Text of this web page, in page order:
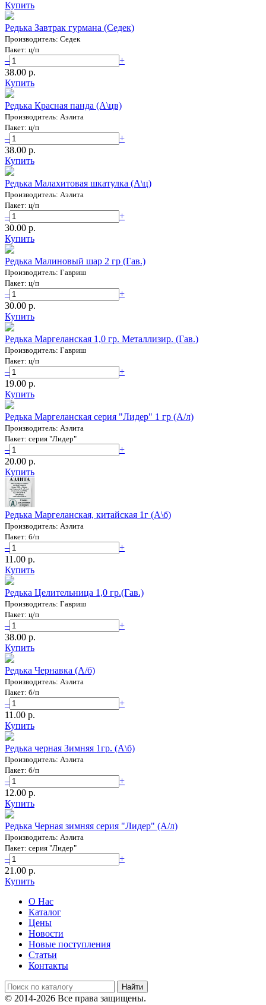
Купить
Редька Завтрак гурмана (Седек)
Производитель: Седек
Пакет: ц/п
–
+
38.00 p.
Купить
Редька Красная панда (А\цв)
Производитель: Аэлита
Пакет: ц/п
–
+
38.00 p.
Купить
Редька Малахитовая шкатулка (А\ц)
Производитель: Аэлита
Пакет: ц/п
–
+
30.00 p.
Купить
Редька Малиновый шар 2 гр (Гав.)
Производитель: Гавриш
Пакет: ц/п
–
+
30.00 p.
Купить
Редька Маргеланская 1,0 гр. Металлизир. (Гав.)
Производитель: Гавриш
Пакет: ц/п
–
+
19.00 p.
Купить
Редька Маргеланская серия "Лидер" 1 гр (А/л)
Производитель: Аэлита
Пакет: серия "Лидер"
–
+
20.00 p.
Купить
Редька Маргеланская, китайская 1г (А\б)
Производитель: Аэлита
Пакет: б/п
–
+
11.00 p.
Купить
Редька Целительница 1,0 гр.(Гав.)
Производитель: Гавриш
Пакет: ц/п
–
+
38.00 p.
Купить
Редька Чернавка (А/б)
Производитель: Аэлита
Пакет: б/п
–
+
11.00 p.
Купить
Редька черная Зимняя 1гр. (А\б)
Производитель: Аэлита
Пакет: б/п
–
+
12.00 p.
Купить
Редька Черная зимняя серия "Лидер" (А/л)
Производитель: Аэлита
Пакет: серия "Лидер"
–
+
21.00 p.
Купить
О Нас
Каталог
Цены
Новости
Новые поступления
Статьи
Контакты
© 2014-2026 Все права защищены.